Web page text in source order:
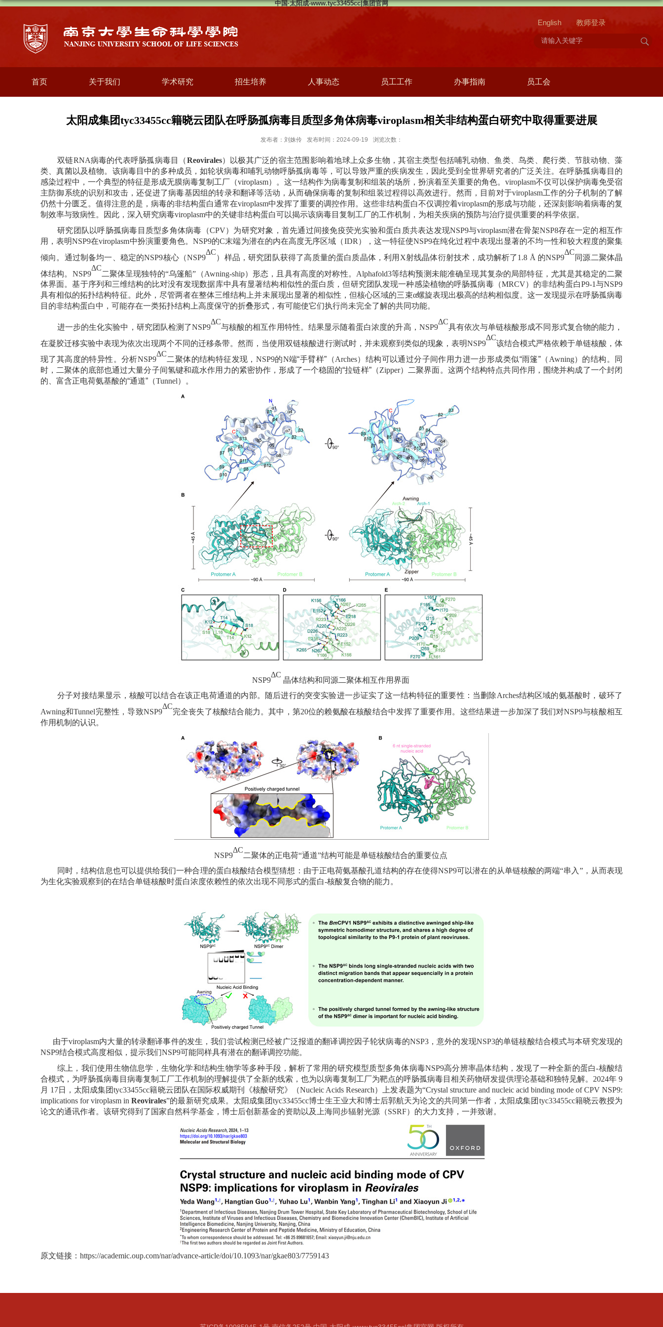
中国·太阳成-www.tyc33455cc|集团官网
English 教师登录
首页 关于我们 学术研究 招生培养 人事动态 员工工作 办事指南 员工会
太阳成集团tyc33455cc籍晓云团队在呼肠孤病毒目质型多角体病毒viroplasm相关非结构蛋白研究中取得重要进展
发布者：刘姝伶 发布时间：2024-09-19 浏览次数：
双链RNA病毒的代表呼肠孤病毒目（Reovirales）以极其广泛的宿主范围影响着地球上众多生物 ，其宿主类型包括哺乳动物、鱼类、鸟类、爬行类、节肢动物、藻
类、真菌以及植物。该病毒目中的多种成员，如轮状病毒和哺乳动物呼肠孤病毒等，可以导致严重的疾病发生，因此受到全世界研究者的广泛关注。在呼肠孤病毒目的
感染过程中，一个典型的特征是形成无膜病毒复制工厂（viroplasm）。这一结构作为病毒复制和组装的场所，扮演着至关重要的角色。 viroplasm不仅可以保护病毒免受宿
主防御系统的识别和攻击，还促进了病毒基因组的转录和翻译等活动，从而确保病毒的复制和组装过程得以高效进行。然而，目前对于viroplasm工作的分子机制的了解
仍然十分匮乏。值得注意的是，病毒的非结构蛋白通常在viroplasm中发挥了重要的调控作用。这些非结构蛋白不仅调控着viroplasm的形成与功能，还深刻影响着病毒的复
制效率与致病性。因此，深入研究病毒viroplasm中的关键非结构蛋白可以揭示该病毒目复制工厂的工作机制，为相关疾病的预防与治疗提供重要的科学依据。
研究团队以呼肠孤病毒目质型多角体病毒（CPV）为研究对象，首先通过间接免疫荧光实验和蛋白质共表达发现NSP9与viroplasm潜在骨架NSP8存在一定的相互作
用，表明NSP9在viroplasm中扮演重要角色。NSP9的C末端为潜在的内在高度无序区域（IDR ），这一特征使NSP9在纯化过程中表现出显著的不均一性和较大程度的聚集
倾向。通过制备均一、稳定的NSP9核心（NSP9
ΔC
）样品，研究团队获得了高质量的蛋白质晶体 ，利用 X射线晶体衍射技术，成功解析了1.8 Å 的NSP9
ΔC
同源二聚体晶
体结构。 NSP9
ΔC
二聚体呈现独特的“乌篷船”（ Awning-ship）形态，且具有高度的对称性。 Alphafold3等结构预测未能准确呈现其复杂的局部特征，尤其是其稳定的二聚
体界面。基于序列和三维结构的比对没有发现数据库中具有显著结构相似性的蛋白质，但研究团队发现一种感染植物的呼肠孤病毒（MRCV）的非结构蛋白P9-1与NSP9
具有相似的拓扑结构特征。此外，尽管两者在整体三维结构上并未展现出显著的相似性，但核心区域的三束α螺旋表现出极高的结构相似度。这一发现提示在呼肠孤病毒
目的非结构蛋白中，可能存在一类拓扑结构上高度保守的折叠形式，有可能使它们执行尚未完全了解的共同功能。
进一步的生化实验中，研究团队检测了NSP9
ΔC
与核酸的相互作用特性。结果显示随着蛋白浓度的升高， NSP9
ΔC
具有依次与单链核酸形成不同形式复合物的能力，
在凝胶迁移实验中表现为依次出现两个不同的迁移条带。然而，当使用双链核酸进行测试时，并未观察到类似的现象，表明NSP9
ΔC
该结合模式严格依赖于单链核酸，体
现了其高度的特异性。分析NSP9
ΔC
二聚体的结构特征发现， NSP9的N端“手臂样”（Arches）结构可以通过分子间作用力进一步形成类似“雨篷”（ Awning）的结构。同
时，二聚体的底部也通过大量分子间氢键和疏水作用力的紧密协作，形成了一个稳固的“拉链样”（Zipper）二聚界面。这两个结构特点共同作用，围绕并构成了一个封闭
的、富含正电荷氨基酸的“通道”（Tunnel）。
NSP9
ΔC
晶体结构和同源二聚体相互作用界面
分子对接结果显示，核酸可以结合在该正电荷通道的内部。随后进行的突变实验进一步证实了这一结构特征的重要性：当删除Arches结构区域的氨基酸时，破环了
Awning和Tunnel完整性，导致NSP9
ΔC
完全丧失了核酸结合能力。其中，第20位的赖氨酸在核酸结合中发挥了重要作用。这些结果进一步加深了我们对NSP9与核酸相互
作用机制的认识。
NSP9
ΔC
二聚体的正电荷“通道”结构可能是单链核酸结合的重要位点
同时，结构信息也可以提供给我们一种合理的蛋白核酸结合模型猜想：由于正电荷氨基酸孔道结构的存在使得NSP9可以潜在的从单链核酸的两端“串入”，从而表现
为生化实验观察到的在结合单链核酸时蛋白浓度依赖性的依次出现不同形式的蛋白-核酸复合物的能力。
由于viroplasm内大量的转录翻译事件的发生，我们尝试检测已经被广泛报道的翻译调控因子轮状病毒的NSP3，意外的发现NSP3的单链核酸结合模式与本研究发现的
NSP9结合模式高度相似，提示我们NSP9可能同样具有潜在的翻译调控功能。
综上，我们使用生物信息学，生物化学和结构生物学等多种手段，解析了常用的研究模型质型多角体病毒NSP9高分辨率晶体结构，发现了一种全新的蛋白-核酸结
合模式，为呼肠孤病毒目病毒复制工厂工作机制的理解提供了全新的线索，也为以病毒复制工厂为靶点的呼肠孤病毒目相关药物研发提供理论基础和独特见解。 2024年 9
月 17日，太阳成集团tyc33455cc籍晓云团队在国际权威期刊《核酸研究》（Nucleic Acids Research）上发表题为“Crystal structure and nucleic acid binding mode of CPV NSP9:
implications forviroplasm inReovirales”的最新研究成果。太阳成集团tyc33455cc博士生王业大和博士后郭航天为论文的共同第一作者，太阳成集团tyc33455cc籍晓云教授为
论文的通讯作者。该研究得到了国家自然科学基金，博士后创新基金的资助以及上海同步辐射光源（SSRF）的大力支持，一并致谢。
原文链接： https://academic.oup.com/nar/advance-article/doi/10.1093/nar/gkae803/7759143